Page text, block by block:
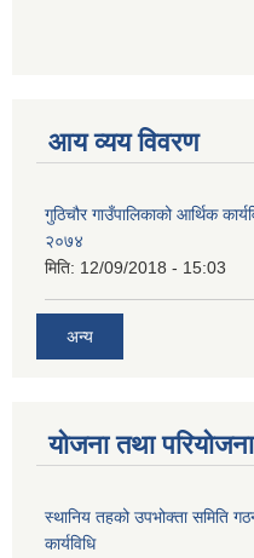
आय व्यय विवरण
गुठिचौर गाउँपालिकाको आर्थिक
२०७४
मिति: 12/09/2018 - 15:03
अन्य
योजना तथा परियोजना
स्थानिय तहको उपभोक्ता समिति
कार्यविधि